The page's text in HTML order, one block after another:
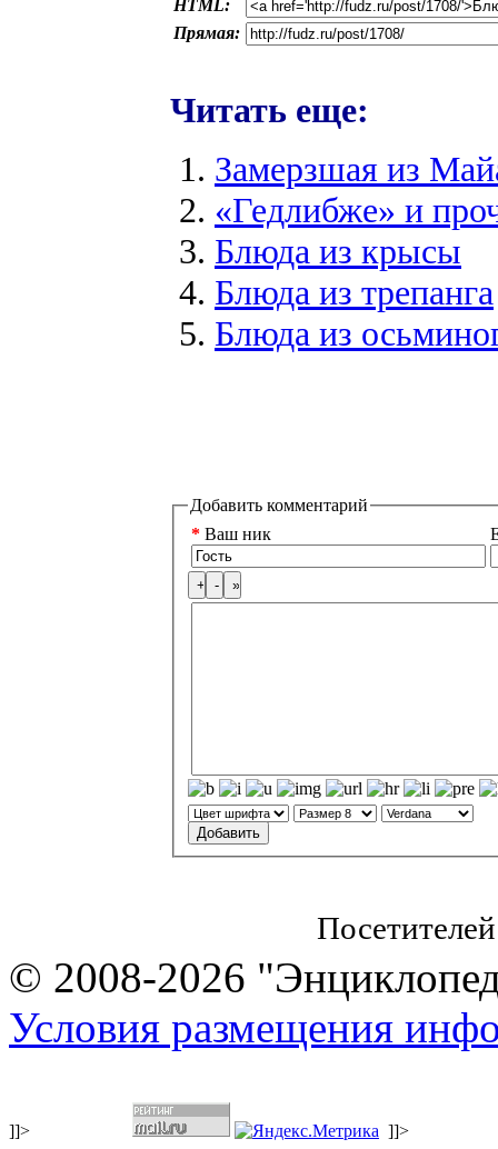
HTML:
Прямая:
Читать еще:
Замерзшая из
«Гедлибже» и
Блюда из крысы
Блюда из трепанга
Блюда из
Добавить комментарий
* Ваш ник
© 2008-2026
Условия размещения
]]> ]]>